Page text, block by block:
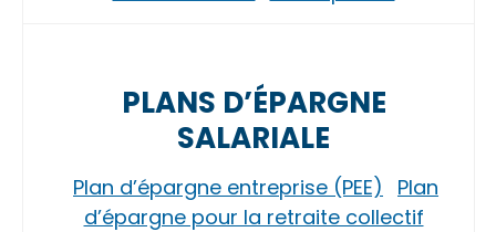
PLANS D’ÉPARGNE
SALARIALE
Plan d’épargne entreprise (PEE)
Plan
d’épargne pour la retraite collectif